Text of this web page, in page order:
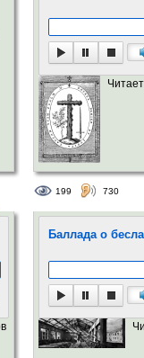
199 730
Баллада о